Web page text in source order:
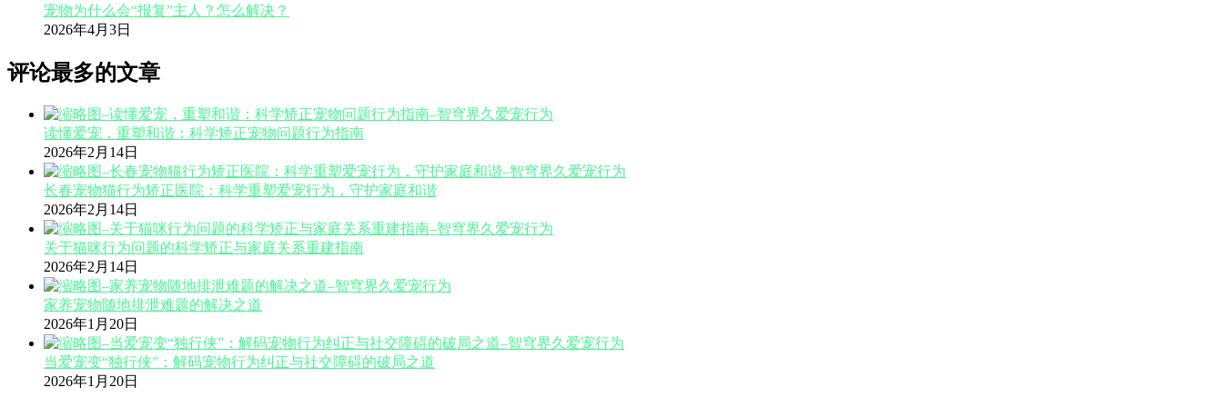
宠物为什么会“报复”主人？怎么解决？
2026年4月3日
评论最多的文章
读懂爱宠，重塑和谐：科学矫正宠物问题行为指南
2026年2月14日
长春宠物猫行为矫正医院：科学重塑爱宠行为，守护家庭和谐
2026年2月14日
关于猫咪行为问题的科学矫正与家庭关系重建指南
2026年2月14日
家养宠物随地排泄难题的解决之道
2026年1月20日
当爱宠变“独行侠”：解码宠物行为纠正与社交障碍的破局之道
2026年1月20日